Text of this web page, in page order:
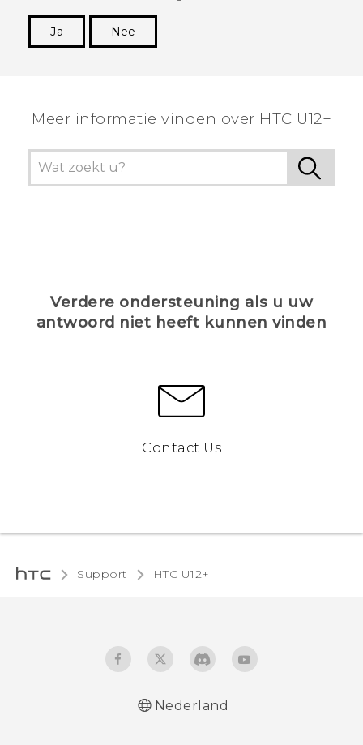
Ja
Nee
Meer informatie vinden over HTC U12+
Verdere ondersteuning als u uw
antwoord niet heeft kunnen vinden
Contact Us
Support HTC U12+‎
Nederland